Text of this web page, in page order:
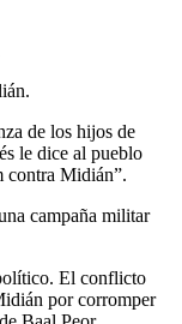
de los hijos de
le dice al pueblo
contra Midián”.
campaña militar
El conflicto
por corromper